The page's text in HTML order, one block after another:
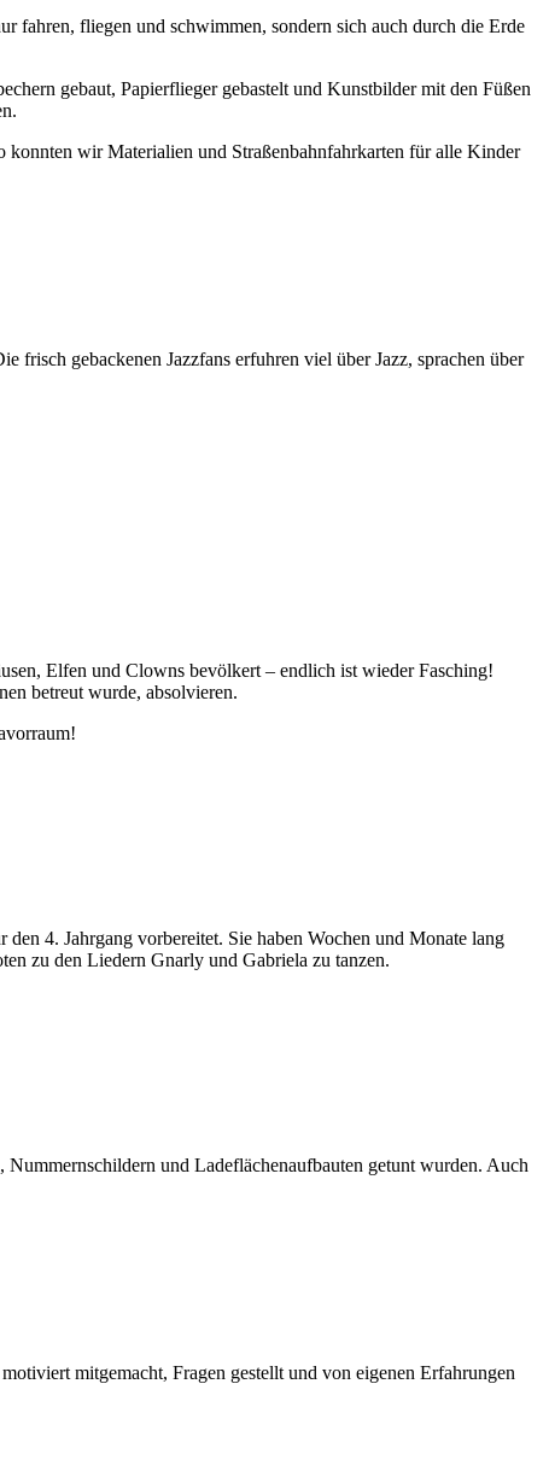
fahren, fliegen und schwimmen, sondern sich auch durch die Erde
gebaut, Papierflieger gebastelt und Kunstbilder mit den Füßen
konnten wir Materialien und Straßenbahnfahrkarten für alle Kinder
frisch gebackenen Jazzfans erfuhren viel über Jazz, sprachen über
Elfen und Clowns bevölkert – endlich ist wieder Fasching!
betreut wurde, absolvieren.
4. Jahrgang vorbereitet. Sie haben Wochen und Monate lang
zu den Liedern Gnarly und Gabriela zu tanzen.
und Ladeflächenaufbauten getunt wurden. Auch
mitgemacht, Fragen gestellt und von eigenen Erfahrungen